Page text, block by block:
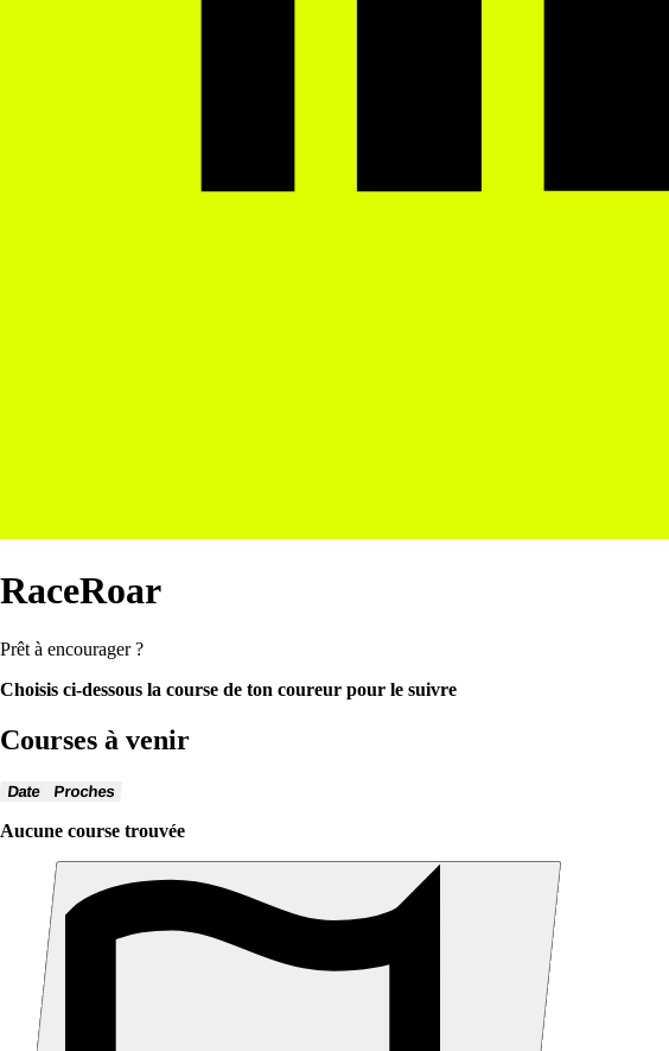
RaceRoar
Prêt à encourager ?
Choisis ci-dessous la course de ton coureur pour le suivre
Courses à venir
Date Proches
Aucune course trouvée